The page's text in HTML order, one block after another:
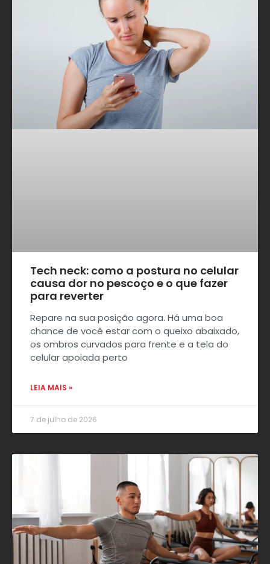
Tech neck: como a postura no celular
causa dor no pescoço e o que fazer
para reverter
Repare na sua posição agora. Há uma boa
chance de você estar com o queixo abaixado,
os ombros curvados para frente e a tela do
celular apoiada perto
LEIA MAIS »
7 de julho de 2026